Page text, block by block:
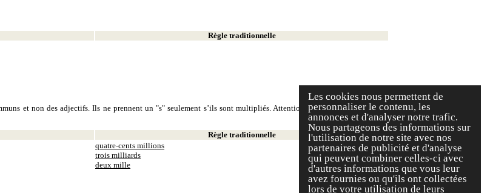
Les cookies nous permettent de
personnaliser le contenu, les
annonces et d'analyser notre trafic.
Nous partageons des informations sur
l'utilisation de notre site avec nos
partenaires de publicité et d'analyse
qui peuvent combiner celles-ci avec
d'autres informations que vous leur
avez fournies ou qu'ils ont collectées
lors de votre utilisation de leurs
Règle traditionnelle
et non des adjectifs. Ils ne prennent un "s" seulement s’ils sont multipliés. Attention, on écrit deux milliers et
Règle traditionnelle
quatre-cents millions
trois milliards
deux mille